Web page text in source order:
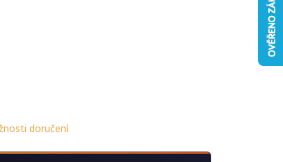
doručení